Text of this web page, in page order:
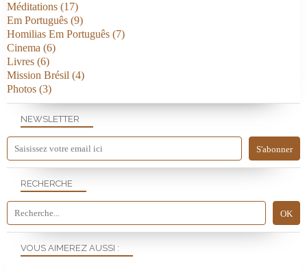
NEWSLETTER
RECHERCHE
VOUS AIMEREZ AUSSI :
Méditations (17)
Em Português (9)
Homilias Em Português (7)
Cinema (6)
Livres (6)
Mission Brésil (4)
Photos (3)